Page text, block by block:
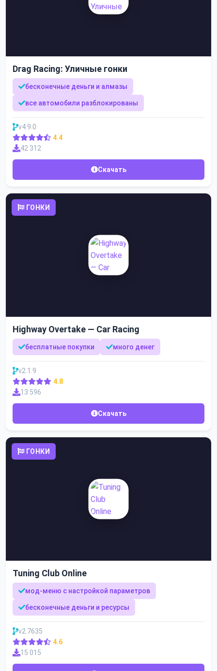
Drag Racing: Уличные гонки
бесконечные деньги и алмазы
все автомобили разблокированы
v4.9.0
4.4
42 312
Скачать
ГОНКИ
Highway Overtake — Car Racing
бесплатные покупки много денег
v2.1.9
4.8
13 596
Скачать
ГОНКИ
Tuning Club Online
мод-меню с настройкой параметров
бесконечные деньги и ресурсы
v2.7635
4.6
15 015